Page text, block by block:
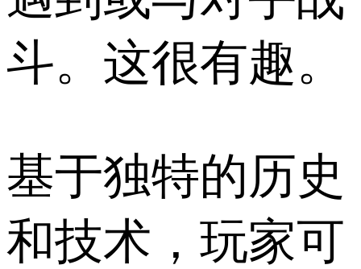
斗。这很有趣。
基于独特的历史
和技术，玩家可